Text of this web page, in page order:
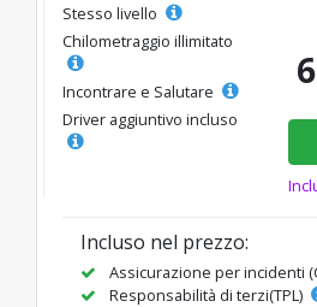
Stesso livello
Chilometraggio illimitato
Incontrare e Salutare
Driver aggiuntivo incluso
Incluso nel prezzo:
Assicurazione per incidenti
Responsabilità di terzi(TPL)